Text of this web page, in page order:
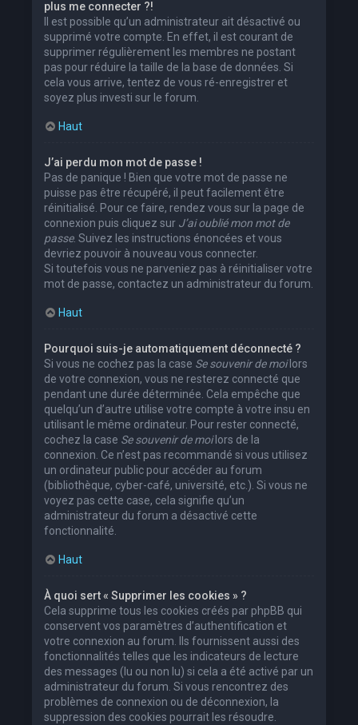
plus me connecter ?!
Il est possible qu’un administrateur ait désactivé ou
supprimé votre compte. En effet, il est courant de
supprimer régulièrement les membres ne postant
pas pour réduire la taille de la base de données. Si
cela vous arrive, tentez de vous ré-enregistrer et
soyez plus investi sur le forum.
Haut
J’ai perdu mon mot de passe !
Pas de panique ! Bien que votre mot de passe ne
puisse pas être récupéré, il peut facilement être
réinitialisé. Pour ce faire, rendez vous sur la page de
connexion puis cliquez sur J’ai oublié mon mot de
passe. Suivez les instructions énoncées et vous
devriez pouvoir à nouveau vous connecter.
Si toutefois vous ne parveniez pas à réinitialiser votre
mot de passe, contactez un administrateur du forum.
Haut
Pourquoi suis-je automatiquement déconnecté ?
Si vous ne cochez pas la case Se souvenir de moilors
de votre connexion, vous ne resterez connecté que
pendant une durée déterminée. Cela empêche que
quelqu’un d’autre utilise votre compte à votre insu en
utilisant le même ordinateur. Pour rester connecté,
cochez la case Se souvenir de moilors de la
connexion. Ce n’est pas recommandé si vous utilisez
un ordinateur public pour accéder au forum
(bibliothèque, cyber-café, université, etc.). Si vous ne
voyez pas cette case, cela signifie qu’un
administrateur du forum a désactivé cette
fonctionnalité.
Haut
À quoi sert « Supprimer les cookies » ?
Cela supprime tous les cookies créés par phpBB qui
conservent vos paramètres d’authentification et
votre connexion au forum. Ils fournissent aussi des
fonctionnalités telles que les indicateurs de lecture
des messages (lu ou non lu) si cela a été activé par un
administrateur du forum. Si vous rencontrez des
problèmes de connexion ou de déconnexion, la
suppression des cookies pourrait les résoudre.